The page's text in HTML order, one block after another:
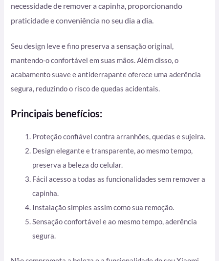
necessidade de remover a capinha, proporcionando
praticidade e conveniência no seu dia a dia.
Seu design leve e fino preserva a sensação original,
mantendo-o confortável em suas mãos. Além disso, o
acabamento suave e antiderrapante oferece uma aderência
segura, reduzindo o risco de quedas acidentais.
Principais benefícios:
Proteção confiável contra arranhões, quedas e sujeira.
Design elegante e transparente, ao mesmo tempo,
preserva a beleza do celular.
Fácil acesso a todas as funcionalidades sem remover a
capinha.
Instalação simples assim como sua remoção.
Sensação confortável e ao mesmo tempo, aderência
segura.